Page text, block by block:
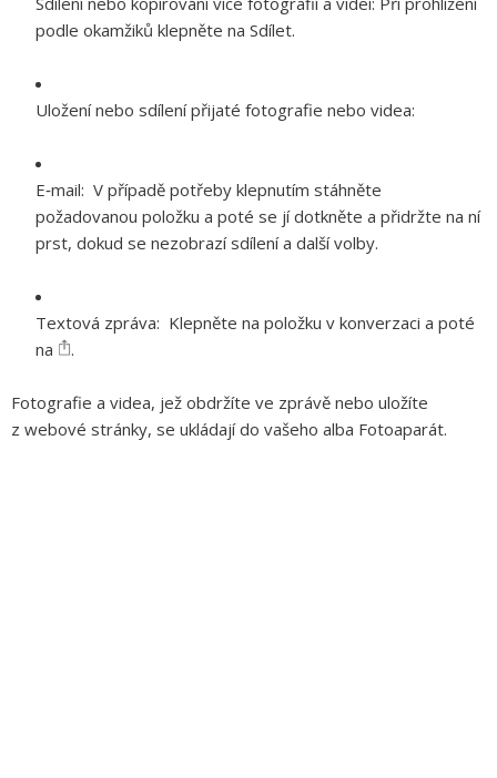
podle okamžiků klepněte na Sdílet.
Uložení nebo sdílení přijaté fotografie nebo videa:
E‑mail: V případě potřeby klepnutím stáhněte
požadovanou položku a poté se jí dotkněte a přidržte na ní
prst, dokud se nezobrazí sdílení a další volby.
Textová zpráva: Klepněte na položku v konverzaci a poté
na
.
Fotografie a videa, jež obdržíte ve zprávě nebo uložíte
z webové stránky, se ukládají do vašeho alba Fotoaparát.